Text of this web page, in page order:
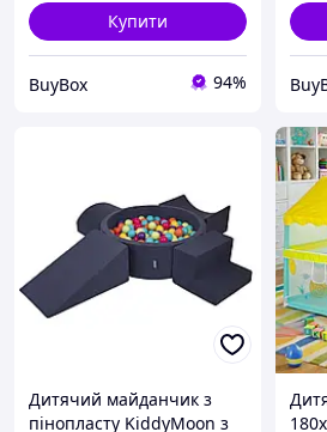
Купити
BuyBox 94%
Дитячий майданчик з
пінопласту KiddyMoon з